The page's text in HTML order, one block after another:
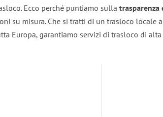
Ecco perché puntiamo sulla trasparenza
su misura. Che si tratti di un trasloco locale
Europa, garantiamo servizi di trasloco di